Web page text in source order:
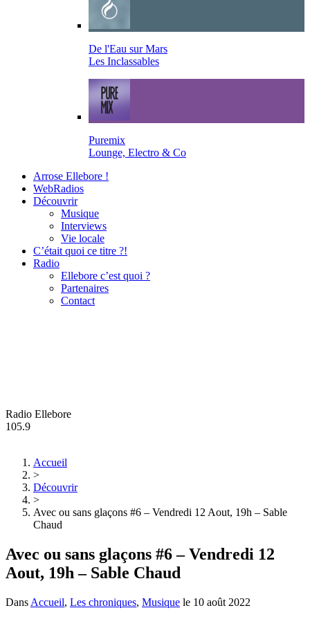
De l'Eau sur Mars
Les Inclassables
Puremix
Lounge, Electro & Co
Arrose Ellebore !
WebRadios
Découvrir
Musique
Interviews
Vie locale
C’était quoi ce titre ?!
Radio
Ellebore c’est quoi ?
Partenaires
Contact
Radio Ellebore
105.9
Accueil
>
Découvrir
>
Avec ou sans glaçons #6 – Vendredi 12 Aout, 19h – Sable
Chaud
Avec ou sans glaçons #6 – Vendredi 12
Aout, 19h – Sable Chaud
Dans Accueil, Les chroniques, Musique le 10 août 2022